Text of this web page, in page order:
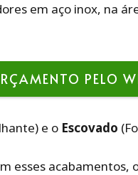
em aço inox, na
PELO
e o Escovado
esses acabamentos,